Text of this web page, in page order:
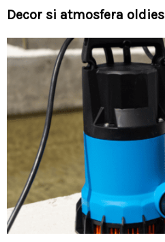
Decor si atmosfera oldies